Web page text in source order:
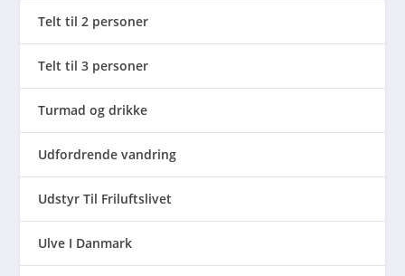
Telt til 2 personer
Telt til 3 personer
Turmad og drikke
Udfordrende vandring
Udstyr Til Friluftslivet
Ulve I Danmark